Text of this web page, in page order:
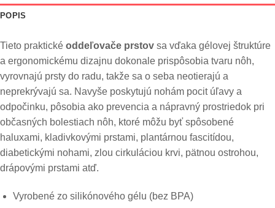
POPIS
Tieto praktické oddeľovače prstov sa vďaka gélovej štruktúre
a ergonomickému dizajnu dokonale prispôsobia tvaru nôh,
vyrovnajú prsty do radu, takže sa o seba neotierajú a
neprekrývajú sa. Navyše poskytujú nohám pocit úľavy a
odpočinku, pôsobia ako prevencia a nápravný prostriedok pri
občasných bolestiach nôh, ktoré môžu byť spôsobené
haluxami, kladivkovými prstami, plantárnou fascitídou,
diabetickými nohami, zlou cirkuláciou krvi, pätnou ostrohou,
drápovými prstami atď.
Vyrobené zo silikónového gélu (bez BPA)